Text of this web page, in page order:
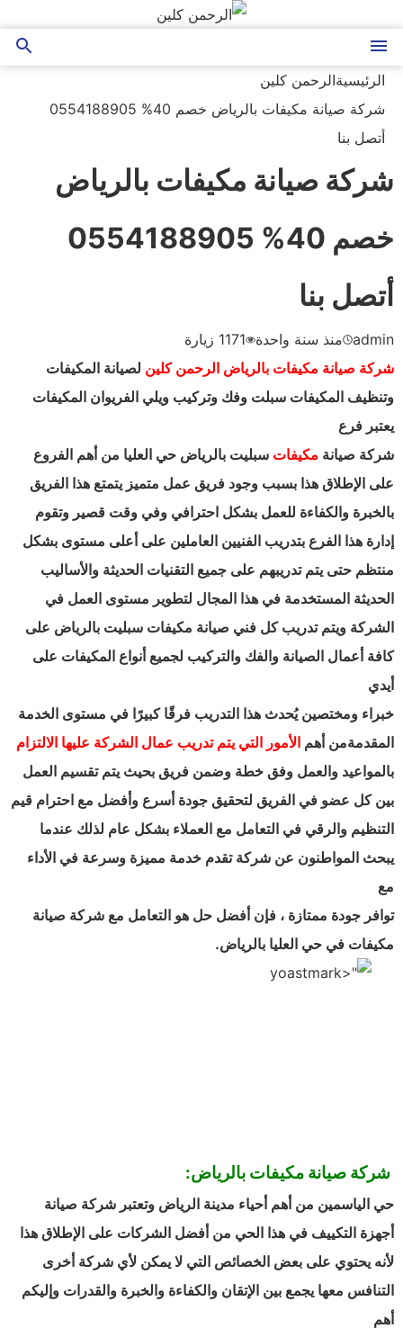
إلى
المحتوى
القائمة
بحث
الرئيسيةالرحمن كلين
شركة صيانة مكيفات بالرياض خصم 40% 0554188905
أتصل بنا
شركة صيانة مكيفات بالرياض
خصم 40% 0554188905
أتصل بنا
admin منذ سنة واحدة 1171 زيارة
شركة صيانة مكيفات بالرياض الرحمن كلين لصيانة المكيفات
وتنظيف المكيفات سبلت وفك وتركيب ويلي الفريوان المكيفات
يعتبر فرع
شركة صيانة مكيفات سبليت بالرياض حي العليا من أهم الفروع
على الإطلاق هذا بسبب وجود فريق عمل متميز يتمتع هذا الفريق
بالخبرة والكفاءة للعمل بشكل احترافي وفي وقت قصير وتقوم
إدارة هذا الفرع بتدريب الفنيين العاملين على أعلى مستوى بشكل
منتظم حتى يتم تدريبهم على جميع التقنيات الحديثة والأساليب
الحديثة المستخدمة في هذا المجال لتطوير مستوى العمل في
الشركة ويتم تدريب كل فني صيانة مكيفات سبليت بالرياض على
كافة أعمال الصيانة والفك والتركيب لجميع أنواع المكيفات على
أيدي
خبراء ومختصين يُحدث هذا التدريب فرقًا كبيرًا في مستوى الخدمة
المقدمةمن أهم الأمور التي يتم تدريب عمال الشركة عليها الالتزام
بالمواعيد والعمل وفق خطة وضمن فريق بحيث يتم تقسيم العمل
بين كل عضو في الفريق لتحقيق جودة أسرع وأفضل مع احترام قيم
التنظيم والرقي في التعامل مع العملاء بشكل عام لذلك عندما
يبحث المواطنون عن شركة تقدم خدمة مميزة وسرعة في الأداء
مع
توافر جودة ممتازة ، فإن أفضل حل هو التعامل مع شركة صيانة
مكيفات في حي العليا بالرياض.
شركة صيانة مكيفات بالرياض:
حي الياسمين من أهم أحياء مدينة الرياض وتعتبر شركة صيانة
أجهزة التكييف في هذا الحي من أفضل الشركات على الإطلاق هذا
لأنه يحتوي على بعض الخصائص التي لا يمكن لأي شركة أخرى
التنافس معها يجمع بين الإتقان والكفاءة والخبرة والقدرات وإليكم
أهم